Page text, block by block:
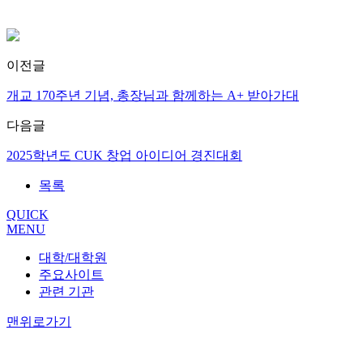
이전글
개교 170주년 기념, 총장님과 함께하는 A+ 받아가대
다음글
2025학년도 CUK 창업 아이디어 경진대회
목록
QUICK
MENU
대학/대학원
주요사이트
관련 기관
맨위로가기